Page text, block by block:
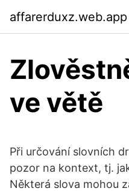
affarerduxz.web.app
ve větě
Při určování slovních
pozor na kontext, tj.
Některá slova mohou